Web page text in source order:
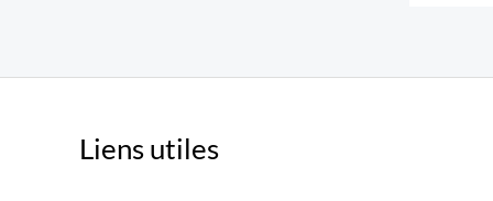
Liens utiles